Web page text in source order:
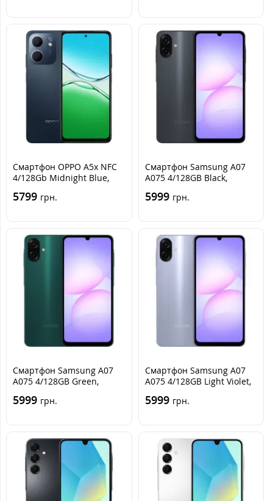
Смартфон OPPO A5x NFC
4/128Gb Midnight Blue,
5799 грн.
Смартфон Samsung A07
A075 4/128GB Black,
5999 грн.
Смартфон Samsung A07
A075 4/128GB Green,
5999 грн.
Смартфон Samsung A07
A075 4/128GB Light Violet,
5999 грн.